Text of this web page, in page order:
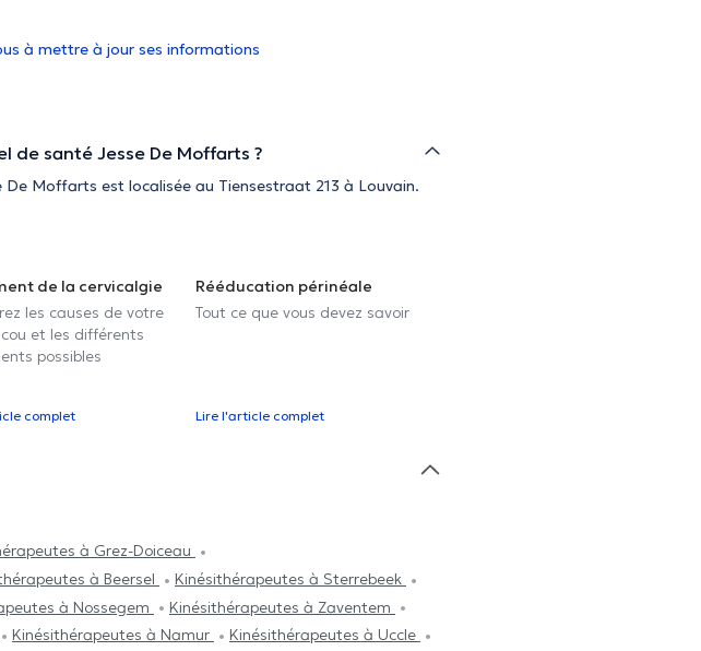
à mettre à jour ses informations
de santé Jesse De Moffarts ?
De Moffarts est localisée au Tiensestraat 213 à Louvain.
de la cervicalgie
les causes de votre
et les différents
possibles
complet
Rééducation périnéale
Tout ce que vous devez savoir
Lire l'article complet
à Grez-Doiceau
à Beersel
Kinésithérapeutes à Sterrebeek
à Nossegem
Kinésithérapeutes à Zaventem
Kinésithérapeutes à Namur
Kinésithérapeutes à Uccle